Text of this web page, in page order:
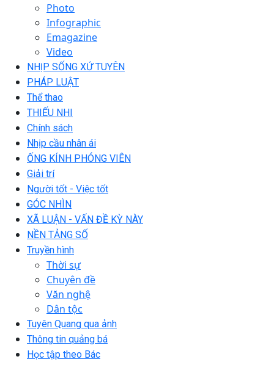
Photo
Infographic
Emagazine
Video
NHỊP SỐNG XỨ TUYÊN
PHÁP LUẬT
Thể thao
THIẾU NHI
Chính sách
Nhịp cầu nhân ái
ỐNG KÍNH PHÓNG VIÊN
Giải trí
Người tốt - Việc tốt
GÓC NHÌN
XÃ LUẬN - VẤN ĐỀ KỲ NÀY
NỀN TẢNG SỐ
Truyền hình
Thời sự
Chuyên đề
Văn nghệ
Dân tộc
Tuyên Quang qua ảnh
Thông tin quảng bá
Học tập theo Bác